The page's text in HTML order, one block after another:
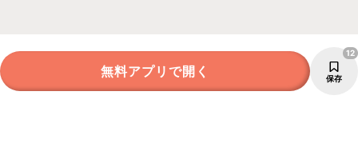
無料アプリで開く 保存
12